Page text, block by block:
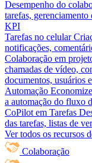
Desempenho do
tarefas,
KPI
Tarefas no celular
notificações,
Colaboração em
chamadas de vídeo,
documentos, usuários
Automação
a automação do fluxo
CoPilot em Tarefas
das tarefas, listas de
Ver todos os recursos
Colaboração